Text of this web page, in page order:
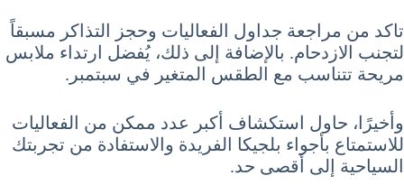
تاكد من مراجعة جداول الفعاليات وحجز التذاكر مسبقاً
لتجنب الازدحام. بالإضافة إلى ذلك، يُفضل ارتداء ملابس
مريحة تتناسب مع الطقس المتغير في سبتمبر.
وأخيرًا، حاول استكشاف أكبر عدد ممكن من الفعاليات
للاستمتاع بأجواء بلجيكا الفريدة والاستفادة من تجربتك
السياحية إلى أقصى حد.